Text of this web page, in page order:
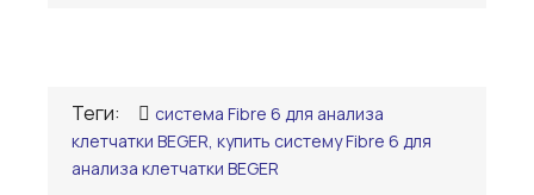
Теги:
система Fibre 6 для анализа
клетчатки BEGER, купить систему Fibre 6 для
анализа клетчатки BEGER